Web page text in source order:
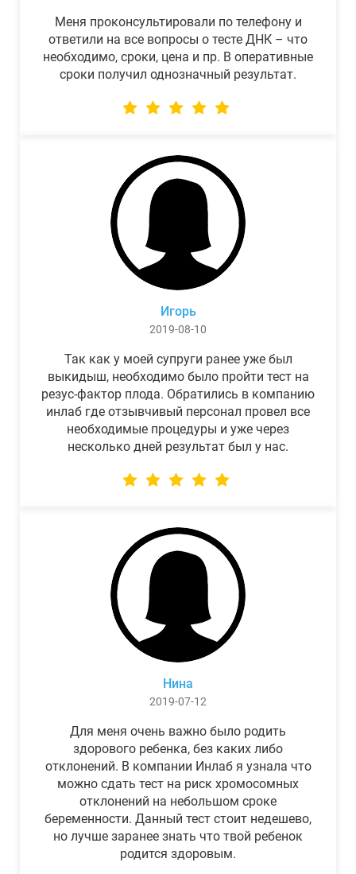
Меня проконсультировали по телефону и
ответили на все вопросы о тесте ДНК – что
необходимо, сроки, цена и пр. В оперативные
сроки получил однозначный результат.
Игорь
2019-08-10
Так как у моей супруги ранее уже был
выкидыш, необходимо было пройти тест на
резус-фактор плода. Обратились в компанию
инлаб где отзывчивый персонал провел все
необходимые процедуры и уже через
несколько дней результат был у нас.
Нина
2019-07-12
Для меня очень важно было родить
здорового ребенка, без каких либо
отклонений. В компании Инлаб я узнала что
можно сдать тест на риск хромосомных
отклонений на небольшом сроке
беременности. Данный тест стоит недешево,
но лучше заранее знать что твой ребенок
родится здоровым.